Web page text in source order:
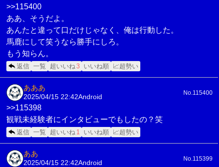
>>115400
ああ、そうだよ。
あんたと違って口だけじゃなく、俺は行動した。
馬鹿にして笑うなら勝手にしろ。
もう知らん。
返信 一覧 超いいね3 いいね順 📈超勢い
あああ
2025/04/15 22:42Android
No.115400
>>115398
観戦未経験者にインタビューでもしたの？笑
返信 一覧 超いいね 1 いいね順 📈超勢い
ああ
2025/04/15 22:42Android
No.115399